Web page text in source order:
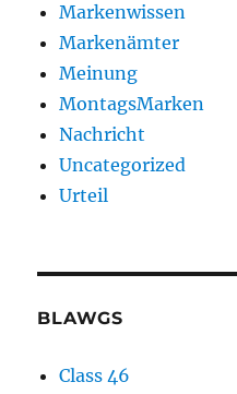
Markenwissen
Markenämter
Meinung
MontagsMarken
Nachricht
Uncategorized
Urteil
BLAWGS
Class 46